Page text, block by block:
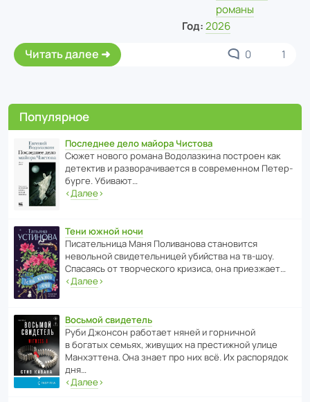
романы
Год: 2026
Читать далее 0 1
Популярное
Последнее дело майора Чистова
Сюжет нового романа Водо­ла­з­кина пост­роен как
дете­ктив и разво­ра­чи­ва­ется в совре­менном Пете­р­
бурге. Убивают…
‹Далее›
Тени южной ночи
Писа­тель­ница Маня Поли­ва­нова стано­вится
невольной свиде­тель­ницей убийства на тв-шоу.
Спасаясь от твор­че­с­кого кризиса, она приезжает…
‹Далее›
Восьмой свидетель
Руби Джонсон рабо­тает няней и горни­чной
в богатых семьях, живущих на прес­ти­жной улице
Манх­эт­тена. Она знает про них всё. Их распо­рядок
дня…
‹Далее›